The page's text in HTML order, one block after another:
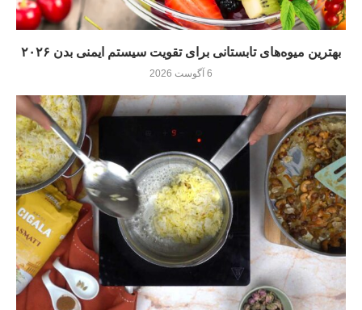
بهترین میوه‌های تابستانی برای تقویت سیستم ایمنی بدن ۲۰۲۶
6 آگوست 2026